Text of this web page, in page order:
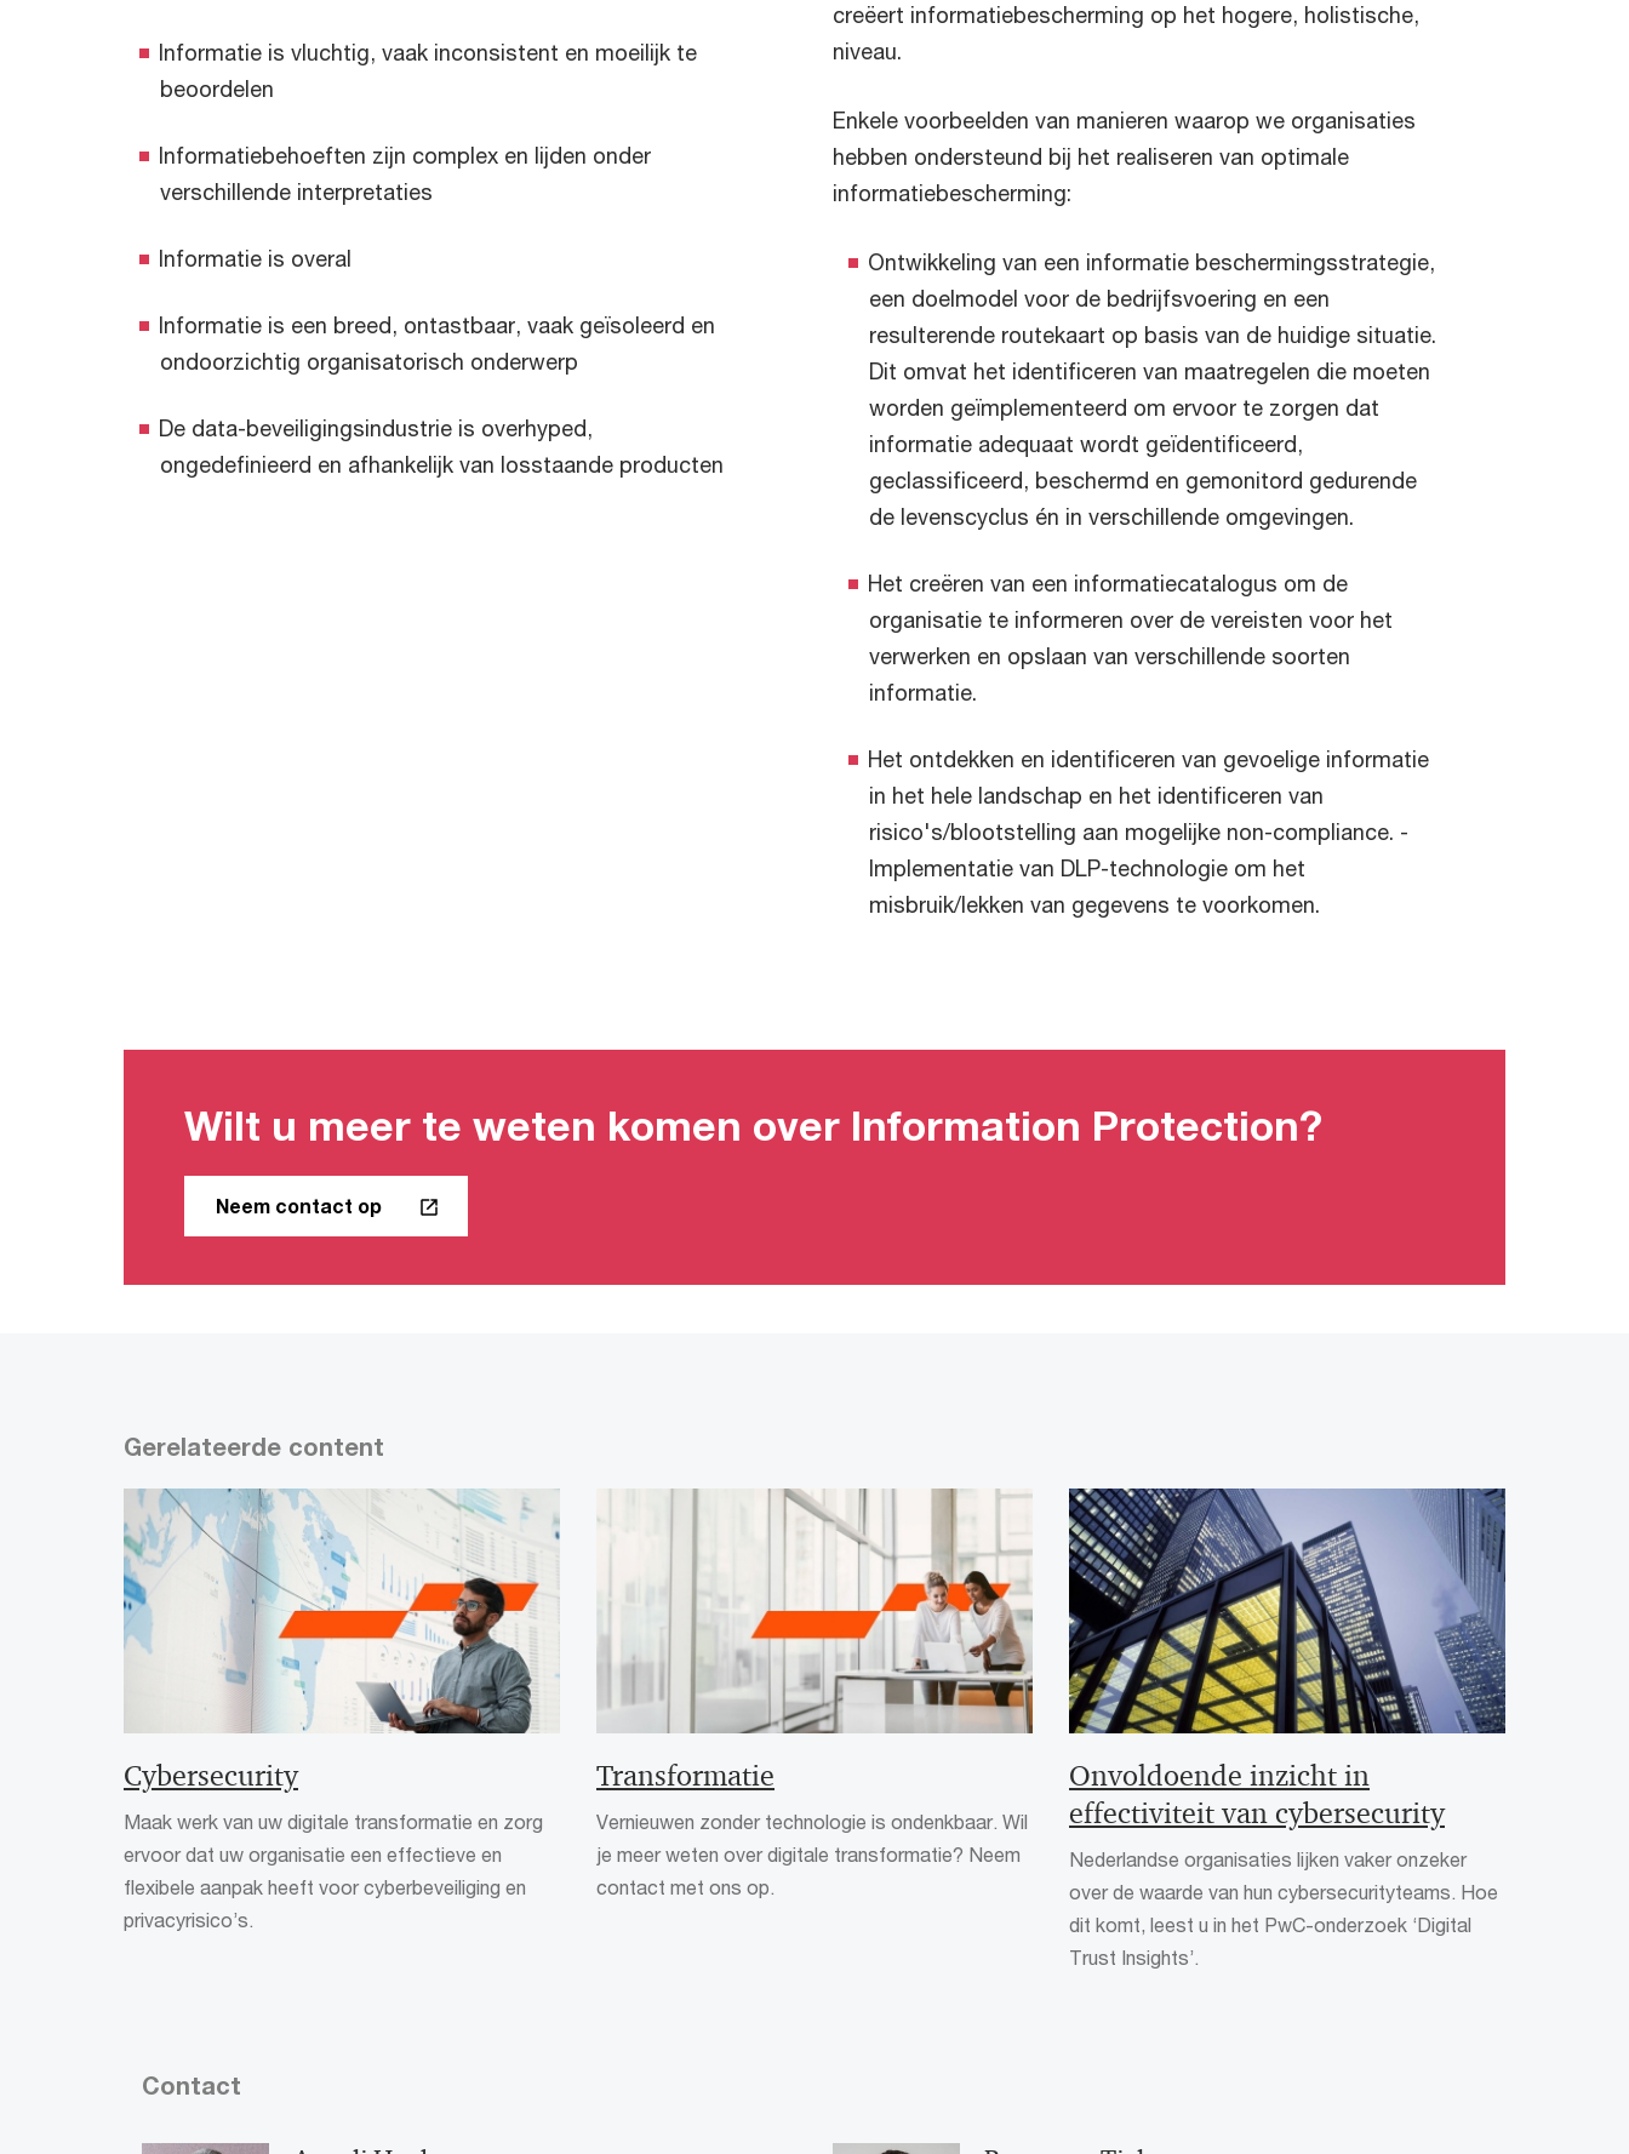
Informatie is vluchtig, vaak inconsistent en moeilijk te
beoordelen
Informatiebehoeften zijn complex en lijden onder
verschillende interpretaties
Informatie is overal
Informatie is een breed, ontastbaar, vaak geïsoleerd en
ondoorzichtig organisatorisch onderwerp
De data-beveiligingsindustrie is overhyped,
ongedefinieerd en afhankelijk van losstaande producten
creëert informatiebescherming op het hogere, holistische,
niveau.
Enkele voorbeelden van manieren waarop we organisaties
hebben ondersteund bij het realiseren van optimale
informatiebescherming:
Ontwikkeling van een informatie beschermingsstrategie,
een doelmodel voor de bedrijfsvoering en een
resulterende routekaart op basis van de huidige situatie.
Dit omvat het identificeren van maatregelen die moeten
worden geïmplementeerd om ervoor te zorgen dat
informatie adequaat wordt geïdentificeerd,
geclassificeerd, beschermd en gemonitord gedurende
de levenscyclus én in verschillende omgevingen.
Het creëren van een informatiecatalogus om de
organisatie te informeren over de vereisten voor het
verwerken en opslaan van verschillende soorten
informatie.
Het ontdekken en identificeren van gevoelige informatie
in het hele landschap en het identificeren van
risico's/blootstelling aan mogelijke non-compliance. -
Implementatie van DLP-technologie om het
misbruik/lekken van gegevens te voorkomen.
Wilt u meer te weten komen over Information Protection?
Neem contact op
Gerelateerde content
Cybersecurity
Maak werk van uw digitale transformatie en zorg
ervoor dat uw organisatie een effectieve en
flexibele aanpak heeft voor cyberbeveiliging en
privacyrisico’s.
Transformatie
Vernieuwen zonder technologie is ondenkbaar. Wil
je meer weten over digitale transformatie? Neem
contact met ons op.
Onvoldoende inzicht in
effectiviteit van cybersecurity
Nederlandse organisaties lijken vaker onzeker
over de waarde van hun cybersecurityteams. Hoe
dit komt, leest u in het PwC-onderzoek ‘Digital
Trust Insights’.
Contact